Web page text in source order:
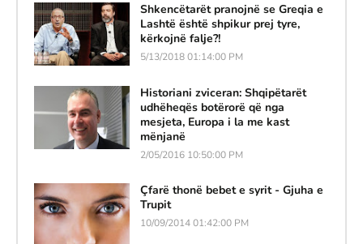
Shkencëtarët pranojnë se Greqia e
Lashtë është shpikur prej tyre,
kërkojnë falje?!
5/13/2018 01:14:00 PM
Historiani zviceran: Shqipëtarët
udhëheqës botërorë që nga
mesjeta, Europa i la me kast
mënjanë
2/05/2016 10:50:00 PM
Çfarë thonë bebet e syrit - Gjuha e
Trupit
10/09/2014 01:42:00 PM